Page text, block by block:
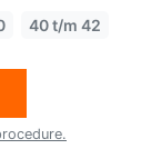
40 t/m 42